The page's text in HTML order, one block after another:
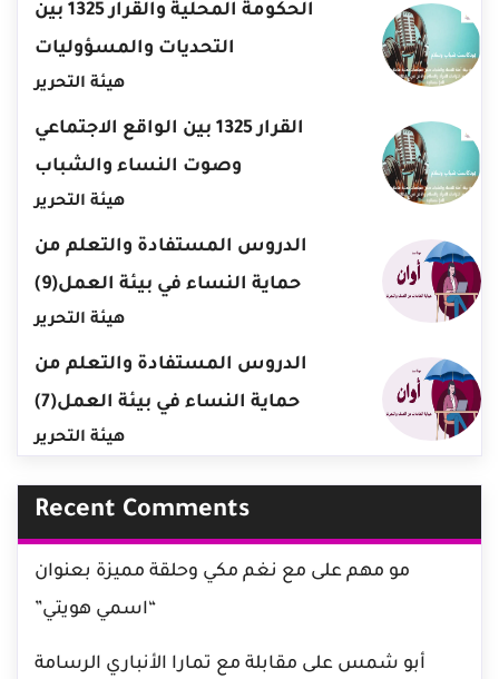
الحكومة المحلية والقرار 1325 بين
التحديات والمسؤوليات
هيئة التحرير
القرار 1325 بين الواقع الاجتماعي
وصوت النساء والشباب
هيئة التحرير
الدروس المستفادة والتعلم من
حماية النساء في بيئة العمل(9)
هيئة التحرير
الدروس المستفادة والتعلم من
حماية النساء في بيئة العمل(7)
هيئة التحرير
Recent Comments
مو مهم على مع نغم مكي وحلقة مميزة بعنوان
“اسمي هويتي”
أبو شمس على مقابلة مع تمارا الأنباري الرسامة